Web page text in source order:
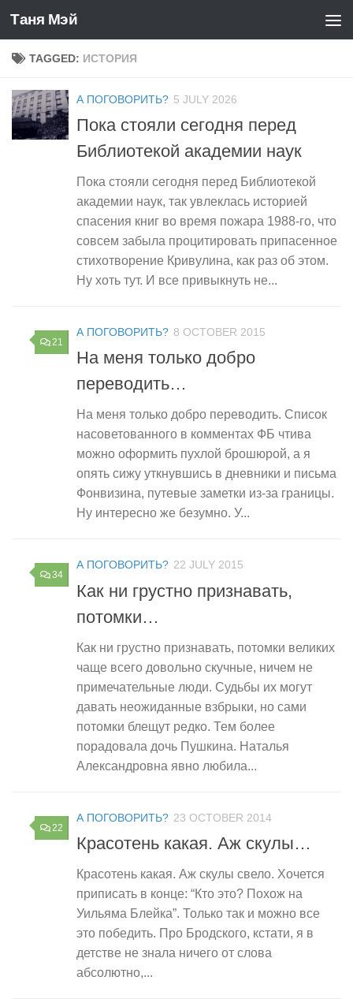
Skip to content
Таня Мэй
TAGGED: ИСТОРИЯ
А ПОГОВОРИТЬ? 5 JULY 2026
Пока стояли сегодня перед
Библиотекой академии наук
Пока стояли сегодня перед Библиотекой
академии наук, так увлеклась историей
спасения книг во время пожара 1988-го, что
совсем забыла процитировать припасенное
стихотворение Кривулина, как раз об этом.
Ну хоть тут. И все привыкнуть не...
21
А ПОГОВОРИТЬ? 8 OCTOBER 2015
На меня только добро
переводить…
На меня только добро переводить. Список
насоветованного в комментах ФБ чтива
можно оформить пухлой брошюрой, а я
опять сижу уткнувшись в дневники и письма
Фонвизина, путевые заметки из-за границы.
Ну интересно же безумно. У...
34
А ПОГОВОРИТЬ? 22 JULY 2015
Как ни грустно признавать,
потомки…
Как ни грустно признавать, потомки великих
чаще всего довольно скучные, ничем не
примечательные люди. Судьбы их могут
давать неожиданные взбрыки, но сами
потомки блещут редко. Тем более
порадовала дочь Пушкина. Наталья
Александровна явно любила...
22
А ПОГОВОРИТЬ? 23 OCTOBER 2014
Красотень какая. Аж скулы…
Красотень какая. Аж скулы свело. Хочется
приписать в конце: “Кто это? Похож на
Уильяма Блейка”. Только так и можно все
это победить. Про Бродского, кстати, я в
детстве не знала ничего от слова
абсолютно,...